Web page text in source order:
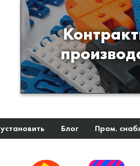
Производство
пластиков и
образцам либо
Блог Пром.